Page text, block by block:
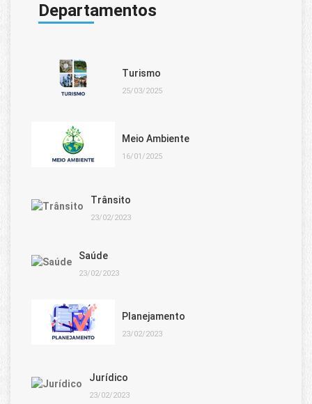
Departamentos
Turismo
25/03/2025
Meio Ambiente
16/01/2025
Trânsito
23/02/2023
Saúde
23/02/2023
Planejamento
23/02/2023
Jurídico
23/02/2023